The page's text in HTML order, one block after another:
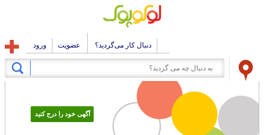
دنبال کار می‌گردید؟ عضویت ورود
آگهی خود را درج کنید